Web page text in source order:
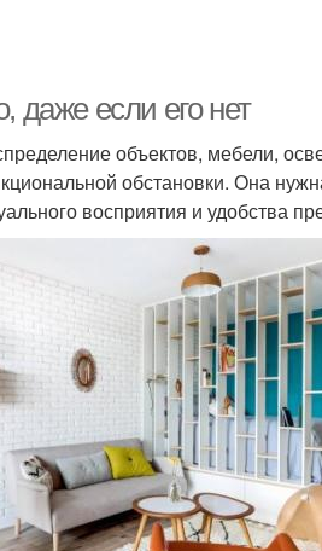
даже если его нет
объектов, мебели,
обстановки. Она
восприятия и удобства